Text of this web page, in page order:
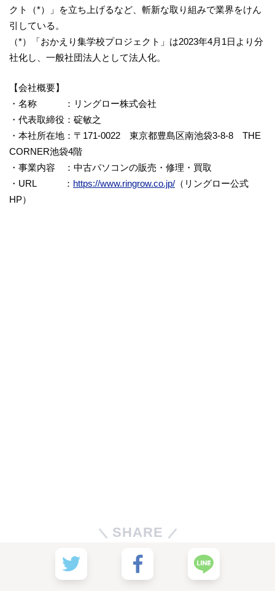
クト（*）」を立ち上げるなど、斬新な取り組みで業界をけん
引している。
（*）「おかえり集学校プロジェクト」は2023年4月1日より分
社化し、一般社団法人として法人化。
【会社概要】
・名称 ：リングロー株式会社
・代表取締役：碇敏之
・本社所在地：〒171-0022 東京都豊島区南池袋3-8-8 THE
CORNER池袋4階
・事業内容 ：中古パソコンの販売・修理・買取
・URL ： https://www.ringrow.co.jp/ （リングロー公式
HP）
SHARE